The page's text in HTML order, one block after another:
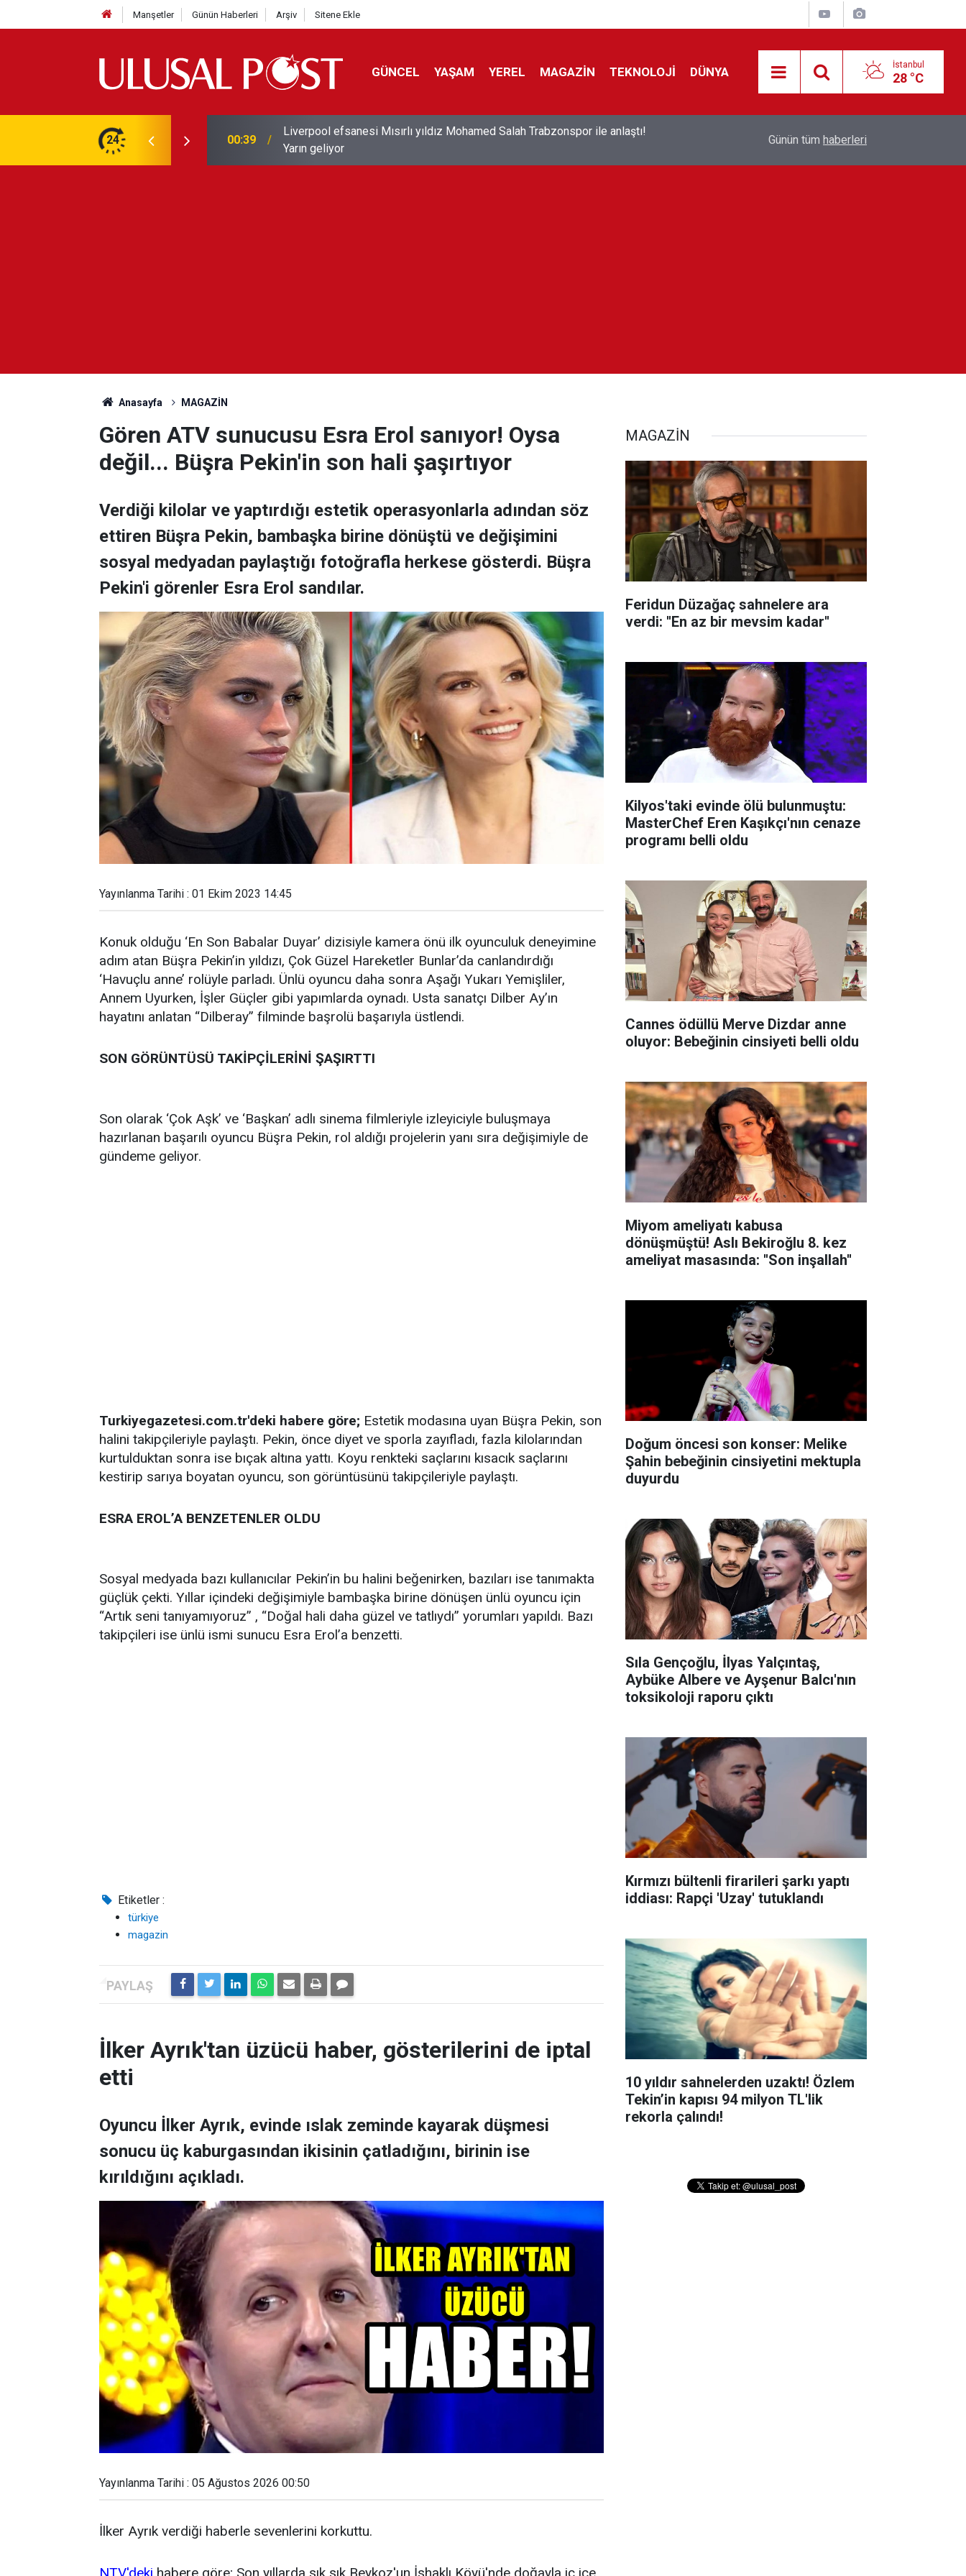
Manşetler Günün Haberleri Arşiv Sitene Ekle
GÜNCEL YAŞAM YEREL MAGAZİN TEKNOLOJİ DÜNYA İstanbul
28 °C
24 00:39
Liverpool efsanesi Mısırlı yıldız Mohamed Salah Trabzonspor ile anlaştı!
Yarın geliyor
Feridun Düzağaç sahnelere ara verdi: ''En az
Günün tüm haberleri
Anasayfa MAGAZİN
Gören ATV sunucusu Esra Erol sanıyor! Oysa
değil... Büşra Pekin'in son hali şaşırtıyor
Verdiği kilolar ve yaptırdığı estetik operasyonlarla adından söz
ettiren Büşra Pekin, bambaşka birine dönüştü ve değişimini
sosyal medyadan paylaştığı fotoğrafla herkese gösterdi. Büşra
Pekin'i görenler Esra Erol sandılar.
Yayınlanma Tarihi : 01 Ekim 2023 14:45
Konuk olduğu ‘En Son Babalar Duyar’ dizisiyle kamera önü ilk oyunculuk deneyimine
adım atan Büşra Pekin’in yıldızı, Çok Güzel Hareketler Bunlar’da canlandırdığı
‘Havuçlu anne’ rolüyle parladı. Ünlü oyuncu daha sonra Aşağı Yukarı Yemişliler,
Annem Uyurken, İşler Güçler gibi yapımlarda oynadı. Usta sanatçı Dilber Ay’ın
hayatını anlatan “Dilberay” filminde başrolü başarıyla üstlendi.
SON GÖRÜNTÜSÜ TAKİPÇİLERİNİ ŞAŞIRTTI
Son olarak ‘Çok Aşk’ ve ‘Başkan’ adlı sinema filmleriyle izleyiciyle buluşmaya
hazırlanan başarılı oyuncu Büşra Pekin, rol aldığı projelerin yanı sıra değişimiyle de
gündeme geliyor.
Turkiyegazetesi.com.tr'deki habere göre; Estetik modasına uyan Büşra Pekin, son
halini takipçileriyle paylaştı. Pekin, önce diyet ve sporla zayıfladı, fazla kilolarından
kurtulduktan sonra ise bıçak altına yattı. Koyu renkteki saçlarını kısacık saçlarını
kestirip sarıya boyatan oyuncu, son görüntüsünü takipçileriyle paylaştı.
ESRA EROL’A BENZETENLER OLDU
Sosyal medyada bazı kullanıcılar Pekin’in bu halini beğenirken, bazıları ise tanımakta
güçlük çekti. Yıllar içindeki değişimiyle bambaşka birine dönüşen ünlü oyuncu için
“Artık seni tanıyamıyoruz” , “Doğal hali daha güzel ve tatlıydı” yorumları yapıldı. Bazı
takipçileri ise ünlü ismi sunucu Esra Erol’a benzetti.
Etiketler :
türkiye
magazin
İlker Ayrık'tan üzücü haber, gösterilerini de iptal
etti
Oyuncu İlker Ayrık, evinde ıslak zeminde kayarak düşmesi
sonucu üç kaburgasından ikisinin çatladığını, birinin ise
kırıldığını açıkladı.
Yayınlanma Tarihi : 05 Ağustos 2026 00:50
İlker Ayrık verdiği haberle sevenlerini korkuttu.
MAGAZİN
Feridun Düzağaç sahnelere ara
verdi: ''En az bir mevsim kadar''
Kilyos'taki evinde ölü bulunmuştu:
MasterChef Eren Kaşıkçı'nın cenaze
programı belli oldu
Cannes ödüllü Merve Dizdar anne
oluyor: Bebeğinin cinsiyeti belli oldu
Miyom ameliyatı kabusa
dönüşmüştü! Aslı Bekiroğlu 8. kez
ameliyat masasında: ''Son inşallah''
Doğum öncesi son konser: Melike
Şahin bebeğinin cinsiyetini mektupla
duyurdu
Sıla Gençoğlu, İlyas Yalçıntaş,
Aybüke Albere ve Ayşenur Balcı'nın
toksikoloji raporu çıktı
Kırmızı bültenli firarileri şarkı yaptı
iddiası: Rapçi 'Uzay' tutuklandı
10 yıldır sahnelerden uzaktı! Özlem
Tekin’in kapısı 94 milyon TL'lik
rekorla çalındı!